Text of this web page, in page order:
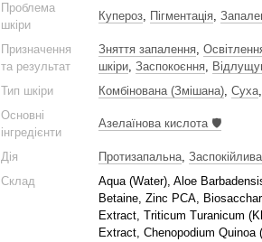
Проблема
шкіри
Купероз, Пігментація,
Призначення
та результат
Зняття запалення,
шкіри, Заспокоєння,
Тип шкіри
Комбінована (Змішана), Суха,
Основні
інгредієнти
Азелаїнова кислота 🛡️
Дія Протизапальна, Заспокійлива
Склад
Aqua (Water), Aloe
Betaine, Zinc PCA,
Extract, Triticum Turanicum
Extract, Chenopodium